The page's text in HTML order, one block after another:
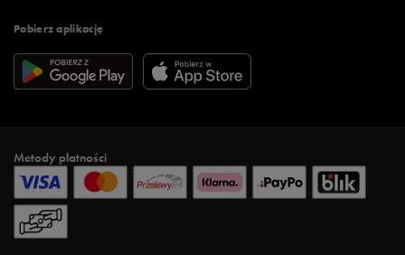
Pobierz aplikację
Metody płatności